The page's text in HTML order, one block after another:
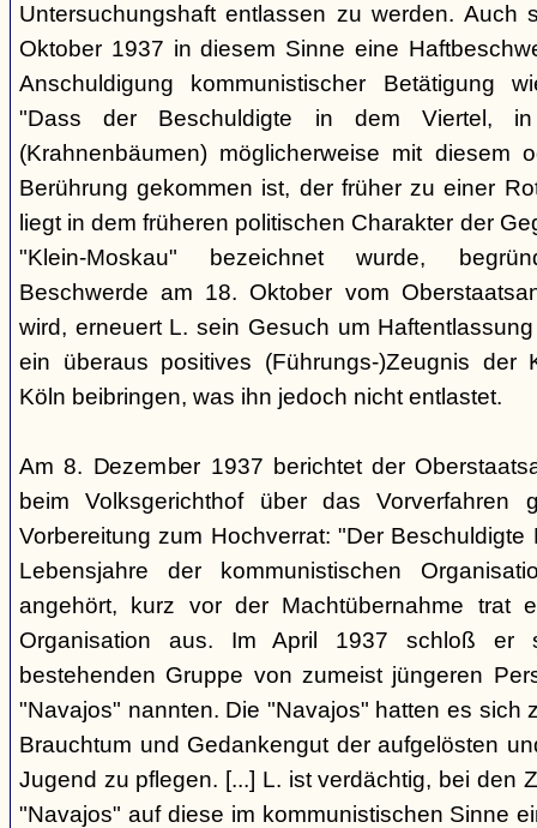
Untersuchungshaft entlassen zu werden. Auch
Oktober 1937 in diesem Sinne eine
Anschuldigung kommunistischer Betätigung
"Dass der Beschuldigte in dem Viertel,
(Krahnenbäumen) möglicherweise mit diesem
Berührung gekommen ist, der früher zu einer
liegt in dem früheren politischen Charakter der
"Klein-Moskau" bezeichnet wurde,
Beschwerde am 18. Oktober vom
wird, erneuert L. sein Gesuch um
ein überaus positives (Führungs-)Zeugnis der
Köln beibringen, was ihn jedoch nicht entlastet.
Am 8. Dezember 1937 berichtet der
beim Volksgerichthof über das Vorverfahren
Vorbereitung zum Hochverrat: "Der
Lebensjahre der kommunistischen
angehört, kurz vor der Machtübernahme trat
Organisation aus. Im April 1937 schloß
bestehenden Gruppe von zumeist jüngeren
"Navajos" nannten. Die "Navajos" hatten es sich
Brauchtum und Gedankengut der aufgelösten
Jugend zu pflegen. [...] L. ist verdächtig, bei den
"Navajos" auf diese im kommunistischen Sinne